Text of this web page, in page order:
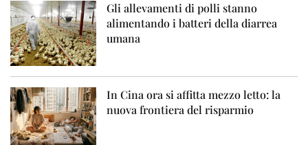
Gli allevamenti di polli stanno
alimentando i batteri della diarrea
umana
In Cina ora si affitta mezzo letto: la
nuova frontiera del risparmio